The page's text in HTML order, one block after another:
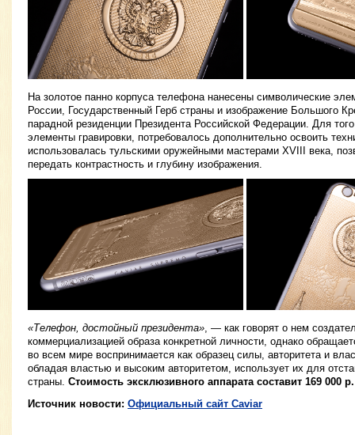
На золотое панно корпуса телефона нанесены символические
России, Государственный Герб страны и изображение Большого
парадной резиденции Президента Российской Федерации. Для
элементы гравировки, потребовалось дополнительно освоить
использовалась тульскими оружейными мастерами XVIII века,
передать контрастность и глубину изображения.
«Телефон, достойный президента», — как говорят о нем
коммерциализацией образа конкретной личности, однако
во всем мире воспринимается как образец силы, авторитета и
обладая властью и высоким авторитетом, использует их для
страны. Стоимость эксклюзивного аппарата составит 169 000 р.
Источник новости: Официальный сайт Caviar